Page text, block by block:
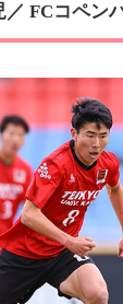
FCコペン